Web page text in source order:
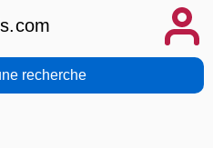
recherche